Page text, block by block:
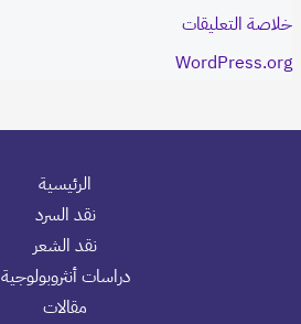
خلاصة التعليقات
WordPress.org
الرئيسية
نقد السرد
نقد الشعر
دراسات أنثروبولوجية
مقالات